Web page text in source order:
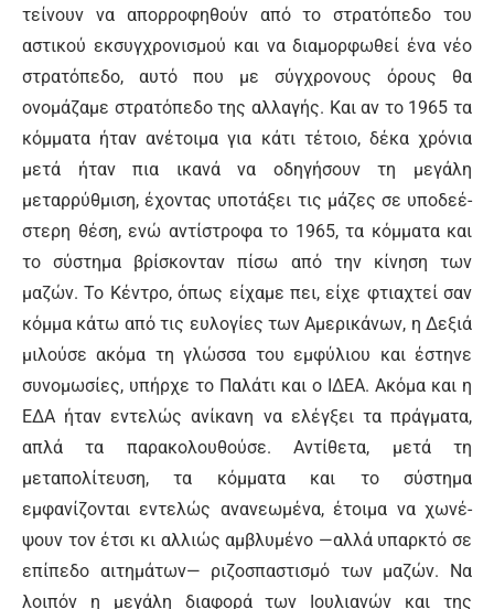
τείνουν να απορροφηθούν από το στρατόπεδο του
αστικού εκσυγχρονισμού και να διαμορφωθεί ένα νέο
στρατόπεδο, αυτό που με σύγχρονους όρους θα
ονομάζαμε στρατόπεδο της αλλαγής. Και αν το 1965 τα
κόμματα ήταν ανέτοιμα για κάτι τέτοιο, δέκα χρό­νια
μετά ήταν πια ικανά να οδηγήσουν τη μεγάλη
μεταρρύθμιση, έχοντας υποτάξει τις μάζες σε υποδεέ­
στερη θέση, ενώ αντίστροφα το 1965, τα κόμματα και
το σύστημα βρίσκονταν πίσω από την κίνηση των
μαζών. Το Κέντρο, όπως είχαμε πει, είχε φτιαχτεί σαν
κόμμα κάτω από τις ευλογίες των Αμερικάνων, η Δεξιά
μιλούσε ακόμα τη γλώσσα του εμφύλιου και έστηνε
συνομωσίες, υπήρχε το Παλάτι και ο ΙΔΕΑ. Ακόμα και η
ΕΔΑ ήταν εντελώς ανίκανη να ελέγξει τα πράγματα,
απλά τα παρακολουθούσε. Αντίθετα, μετά τη
μεταπολίτευση, τα κόμματα και το σύστημα
εμφανίζονται εντελώς ανανεωμένα, έτοιμα να χωνέ­
ψουν τον έτσι κι αλλιώς αμβλυμένο —αλλά υπαρκτό σε
επίπεδο αιτημάτων— ριζοσπαστισμό των μαζών. Να
λοιπόν η μεγάλη διαφορά των Ιουλιανών και της